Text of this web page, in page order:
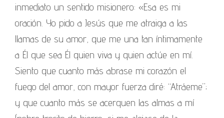
inmediato un sentido misionero: «Esa es mi
oración. Yo pido a Jesús que me atraiga a las
llamas de su amor, que me una tan íntimamente
a Él que sea Él quien viva y quien actúe en mí.
Siento que cuanto más abrase mi corazón el
fuego del amor, con mayor fuerza diré: “Atráeme”;
y que cuanto más se acerquen las almas a mí